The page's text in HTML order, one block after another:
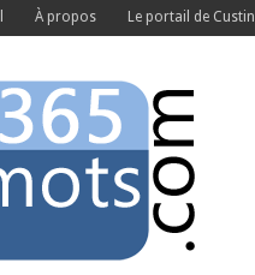
À propos Le portail de Custin